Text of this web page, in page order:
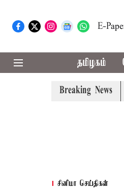
E-
தமிழகம்
Breaking News
வாபஸ் பெற்றார் சங்கீதா
சினிமா செய்திகள்